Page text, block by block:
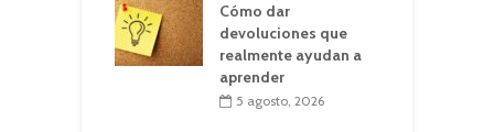
Cómo dar
devoluciones que
realmente ayudan a
aprender
5 agosto, 2026